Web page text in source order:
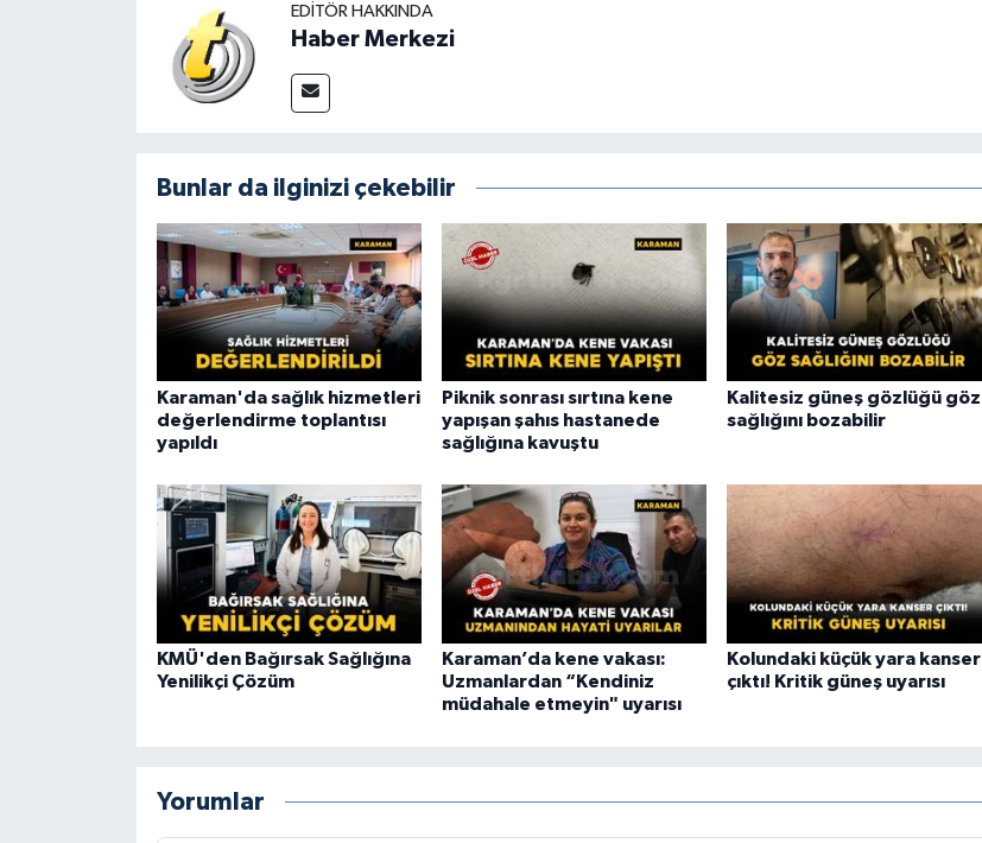
EDITÖR HAKKINDA
Haber Merkezi
Bunlar da ilginizi çekebilir
Karaman'da sağlık hizmetleri
değerlendirme toplantısı
yapıldı
Piknik sonrası sırtına kene
yapışan şahıs hastanede
sağlığına kavuştu
Kalitesiz güneş gözlüğü göz
sağlığını bozabilir
KMÜ'den Bağırsak Sağlığına
Yenilikçi Çözüm
Karaman’da kene vakası:
Uzmanlardan “Kendiniz
müdahale etmeyin" uyarısı
Kolundaki küçük yara kanser
çıktı! Kritik güneş uyarısı
Yorumlar